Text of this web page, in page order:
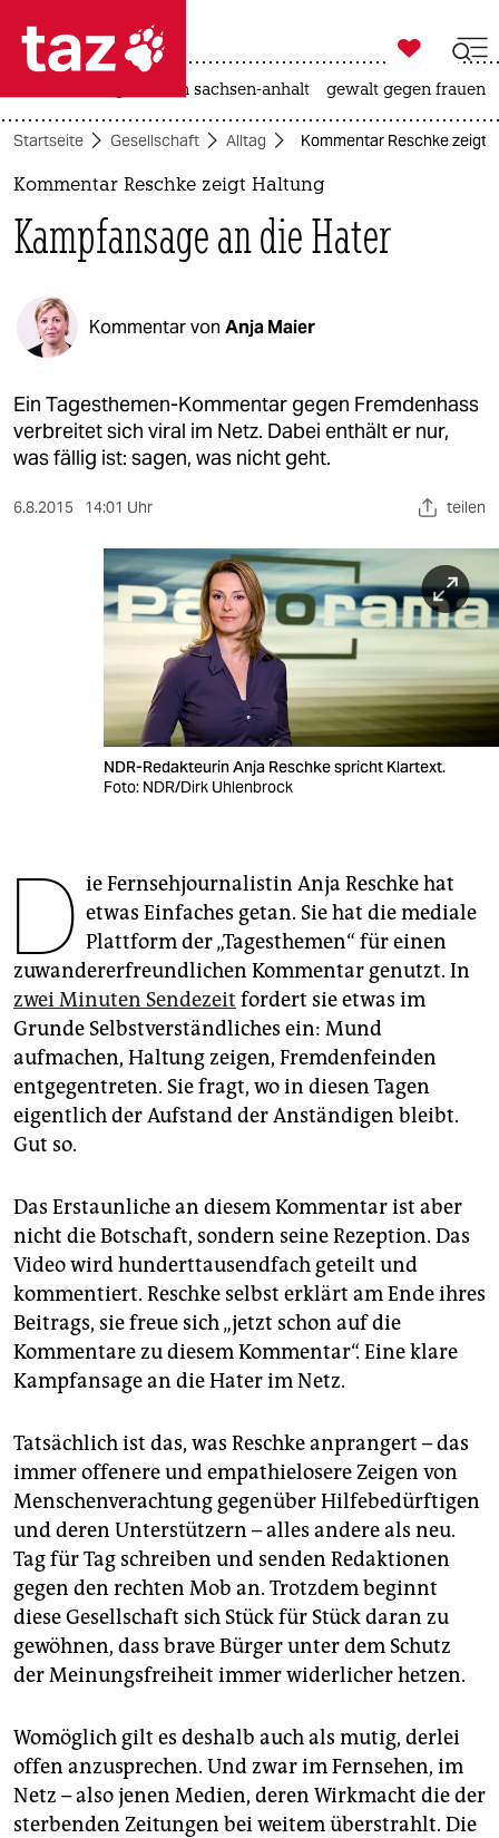
 taz zahl ich
taz zahl ich
politik
öko
gesellschaft
kultur
sport
berlin
wahrheit
veranstaltungen
unterstützen
genossenschaft
epaper login

taz zahl ich
landtagswahl in sachsen-anhalt gewalt gegen frauen
Startseite Gesellschaft Alltag Kommentar Reschke zeigt
Kommentar Reschke zeigt Haltung
Kampfansage an die Hater
Kommentar von Anja Maier
Ein Tagesthemen-Kommentar gegen Fremdenhass
verbreitet sich viral im Netz. Dabei enthält er nur,
was fällig ist: sagen, was nicht geht.
6.8.2015 14:01 Uhr teilen
NDR-Redakteurin Anja Reschke spricht Klartext.
Foto: NDR/Dirk Uhlenbrock
D ie Fernsehjournalistin Anja Reschke hat
etwas Einfaches getan. Sie hat die mediale
Plattform der „Tagesthemen“ für einen
zuwandererfreundlichen Kommentar genutzt. In
zwei Minuten Sendezeit fordert sie etwas im
Grunde Selbstverständliches ein: Mund
aufmachen, Haltung zeigen, Fremdenfeinden
entgegentreten. Sie fragt, wo in diesen Tagen
eigentlich der Aufstand der Anständigen bleibt.
Gut so.
Das Erstaunliche an diesem Kommentar ist aber
nicht die Botschaft, sondern seine Rezeption. Das
Video wird hunderttausendfach geteilt und
kommentiert. Reschke selbst erklärt am Ende ihres
Beitrags, sie freue sich „jetzt schon auf die
Kommentare zu diesem Kommentar“. Eine klare
Kampfansage an die Hater im Netz.
Tatsächlich ist das, was Reschke anprangert – das
immer offenere und empathielosere Zeigen von
Menschenverachtung gegenüber Hilfebedürftigen
und deren Unterstützern – alles andere als neu.
Tag für Tag schreiben und senden Redaktionen
gegen den rechten Mob an. Trotzdem beginnt
diese Gesellschaft sich Stück für Stück daran zu
gewöhnen, dass brave Bürger unter dem Schutz
der Meinungsfreiheit immer widerlicher hetzen.
Womöglich gilt es deshalb auch als mutig, derlei
offen anzusprechen. Und zwar im Fernsehen, im
Netz – also jenen Medien, deren Wirkmacht die der
sterbenden Zeitungen bei weitem überstrahlt. Die